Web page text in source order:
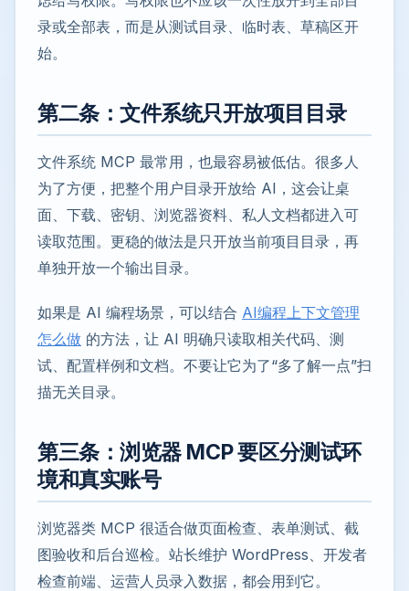
录或全部表，而是从测试目录、临时表、草稿区开
始。
第二条：文件系统只开放项目目录
文件系统 MCP 最常用，也最容易被低估。很多人
为了方便，把整个用户目录开放给 AI，这会让桌
面、下载、密钥、浏览器资料、私人文档都进入可
读取范围。更稳的做法是只开放当前项目目录，再
单独开放一个输出目录。
如果是 AI 编程场景，可以结合 AI编程上下文管理
怎么做 的方法，让 AI 明确只读取相关代码、测
试、配置样例和文档。不要让它为了“多了解一点”扫
描无关目录。
第三条：浏览器 MCP 要区分测试环
境和真实账号
浏览器类 MCP 很适合做页面检查、表单测试、截
图验收和后台巡检。站长维护 WordPress、开发者
检查前端、运营人员录入数据，都会用到它。